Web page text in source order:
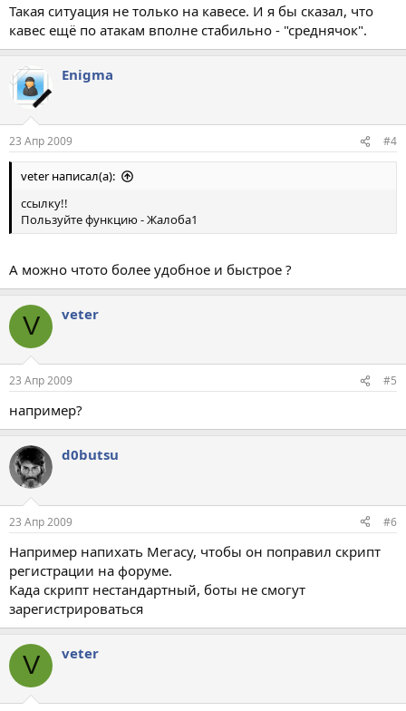
Такая ситуация не только на кавесе. И я бы сказал, что
кавес ещё по атакам вполне стабильно - "среднячок".
Enigma
23 Апр 2009 #4
veter написал(а):
ссылку!!
Пользуйте функцию - Жалоба1
А можно чтото более удобное и быстрое ?
V veter
23 Апр 2009 #5
например?
d0butsu
23 Апр 2009 #6
Например напихать Мегасу, чтобы он поправил скрипт
регистрации на форуме.
Када скрипт нестандартный, боты не смогут
зарегистрироваться
V veter